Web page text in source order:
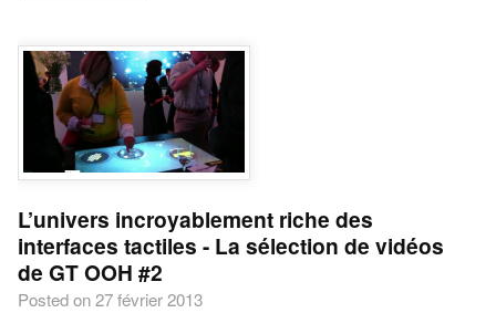
L’univers incroyablement riche des
interfaces tactiles - La sélection de vidéos
de GT OOH #2
Posted on 27 février 2013